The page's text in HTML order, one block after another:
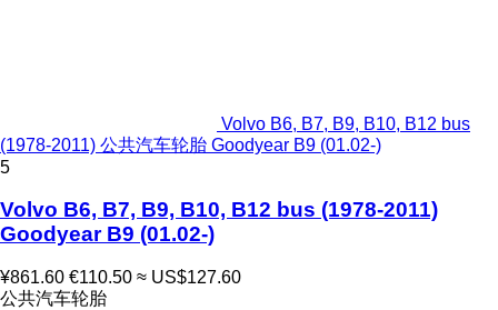
Volvo B6, B7, B9, B10, B12 bus
(1978-2011) 公共汽车轮胎 Goodyear B9 (01.02-)
5
Volvo B6, B7, B9, B10, B12 bus (1978-2011)
Goodyear B9 (01.02-)
¥861.60 €110.50 ≈ US$127.60
公共汽车轮胎